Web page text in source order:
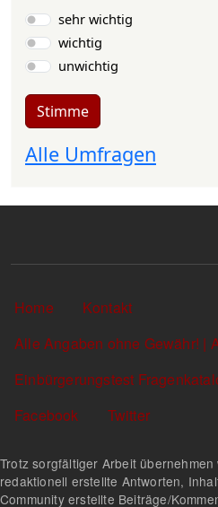
Auswahlmöglichkeiten
sehr wichtig
wichtig
unwichtig
Stimme
Alle Umfragen
Sekundärlinks
Home
Kontakt
Alle Angaben ohne Gewähr! |
Einbürgerungstest
Facebook
Twitter
Trotz sorgfältiger Arbeit
redaktionell erstellte Antworten,
Community erstellte Beiträge/